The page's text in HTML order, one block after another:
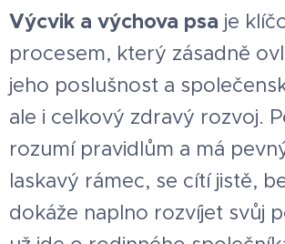
Výcvik a výchova psa je
procesem, který zásadně
jeho poslušnost a
ale i celkový zdravý rozvoj.
rozumí pravidlům a má
laskavý rámec, se cítí jistě,
dokáže naplno rozvíjet svůj